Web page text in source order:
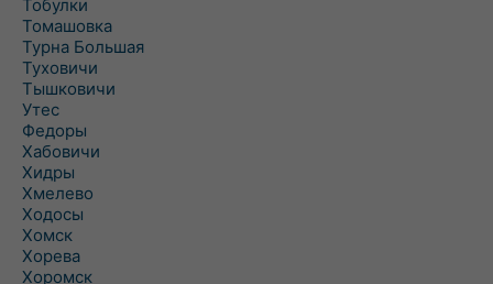
Тобулки
Томашовка
Турна Большая
Туховичи
Тышковичи
Утес
Федоры
Хабовичи
Хидры
Хмелево
Ходосы
Хомск
Хорева
Хоромск